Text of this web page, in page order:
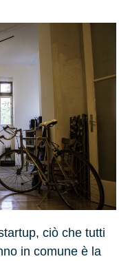
ciò che tutti
in comune è la